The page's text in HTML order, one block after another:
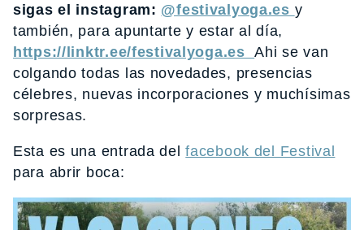
sigas el instagram: @festivalyoga.es y
también, para apuntarte y estar al día,
https://linktr.ee/festivalyoga.esAhi se van
colgando todas las novedades, presencias
célebres, nuevas incorporaciones y muchísimas
sorpresas.
Esta es una entrada delfacebook del Festival
para abrir boca: